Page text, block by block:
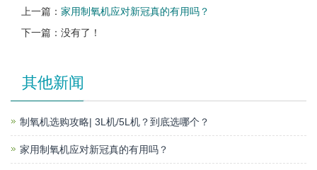
上一篇： 家用制氧机应对新冠真的有用吗？
下一篇：没有了！
其他新闻
制氧机选购攻略| 3L机/5L机？到底选哪个？
家用制氧机应对新冠真的有用吗？